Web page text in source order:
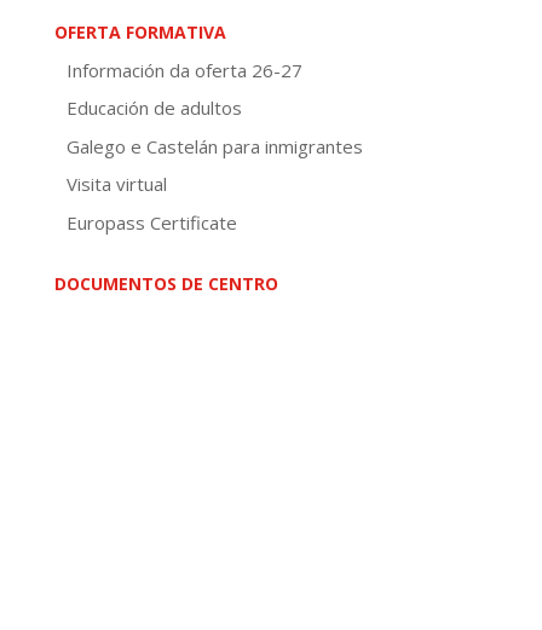
OFERTA FORMATIVA
Información da oferta 26-27
Educación de adultos
Galego e Castelán para inmigrantes
Visita virtual
Europass Certificate
DOCUMENTOS DE CENTRO